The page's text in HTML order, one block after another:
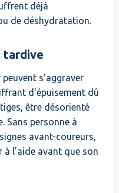
déjà
de déshydratation.
tardive
peuvent s'aggraver
d'épuisement dû
être désorienté
Sans personne à
avant-coureurs,
à l'aide avant que son